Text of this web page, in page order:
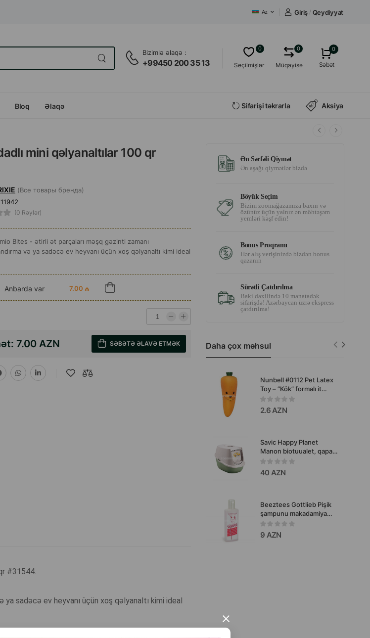
×
Az Giriş / Qeydiyyat
Bizimlə əlaqə :
+99450 200 35 13 Seçilmişlər
0
Müqayisə
0 0
Səbət
Bloq Əlaqə Sifarişi təkrarla Aksiya
mini qəlyanaltılar 100 qr
(Все товары бренда)
(0 Rəylər)
Bites - ətirli ət parçaları məşq gəzinti zamanı
və ya sadəcə ev heyvanı üçün xoş qəlyanaltı kimi ideal
Anbarda var 7.00 ₼
7.00 AZN SƏBƏTƏ ƏLAVƏ ETMƏK
#31544.
sadəcə ev heyvanı üçün xoş qəlyanaltı kimi ideal
mümkündür.
Ən Sərfəli Qiymət
Ən aşağı qiymətlər bizdə
Böyük Seçim
Bizim zoomağazamıza baxın və
özünüz üçün yalnız ən möhtəşəm
yemləri kəşf edin!
Bonus Proqramı
Hər alış verişinizdə bizdən bonus
qazanın
Sürətli Çatdırılma
Baki daxilində 10 manatadək
sifarişdə! Azərbaycan üzrə ekspress
çatdırılma!
Daha çox məhsul
Nunbell #0112 Pet Latex
Toy – “Kök” formalı it
oyuncağı
2.6 AZN
Savic Happy Planet
Manon biotuualet, qapalı
pişik tualeti 54,5x39x39
sm
40 AZN
Beeztees Gottlieb Pişik
şampunu makadamiya
yağı ilə pişiklər üçün, 300
ml
9 AZN